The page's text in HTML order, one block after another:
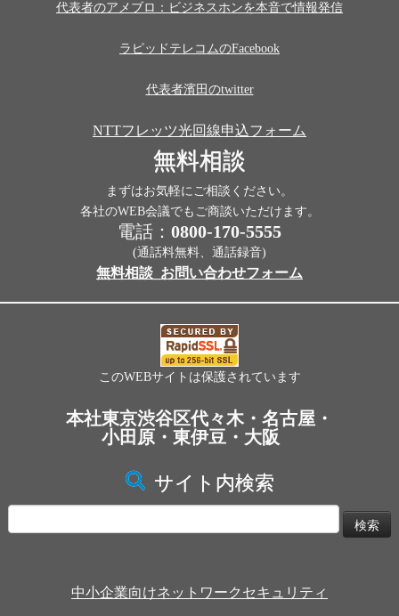
代表者のアメブロ：ビジネスホンを本音で情報発信
ラピッドテレコムのFacebook
代表者濱田のtwitter
NTTフレッツ光回線申込フォーム
無料相談
まずはお気軽にご相談ください。
各社のWEB会議でもご商談いただけます。
電話： 0800-170-5555
(通話料無料、通話録音)
無料相談_お問い合わせフォーム
このWEBサイトは保護されています
本社東京渋谷区代々木・名古屋・
小田原・東伊豆・大阪
サイト内検索
索:
中小企業向けネットワークセキュリティ